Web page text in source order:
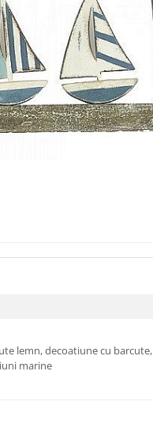
lemn, decoatiune cu barcute,
marine